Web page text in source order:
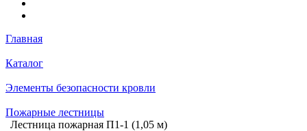
Главная
Каталог
Элементы безопасности кровли
Пожарные лестницы
Лестница пожарная П1-1 (1,05 м)